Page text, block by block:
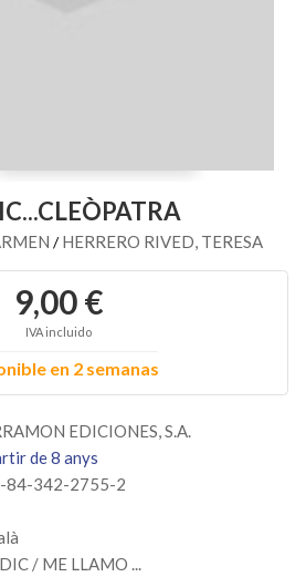
/HERRERO RIVED, TERESA
9,00 €
IVA incluido
en 2 semanas
EDICIONES, S.A.
de 8 anys
84-342-2755-2
/ ME LLAMO ...